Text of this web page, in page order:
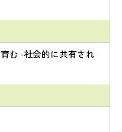
む -社会的に共有され